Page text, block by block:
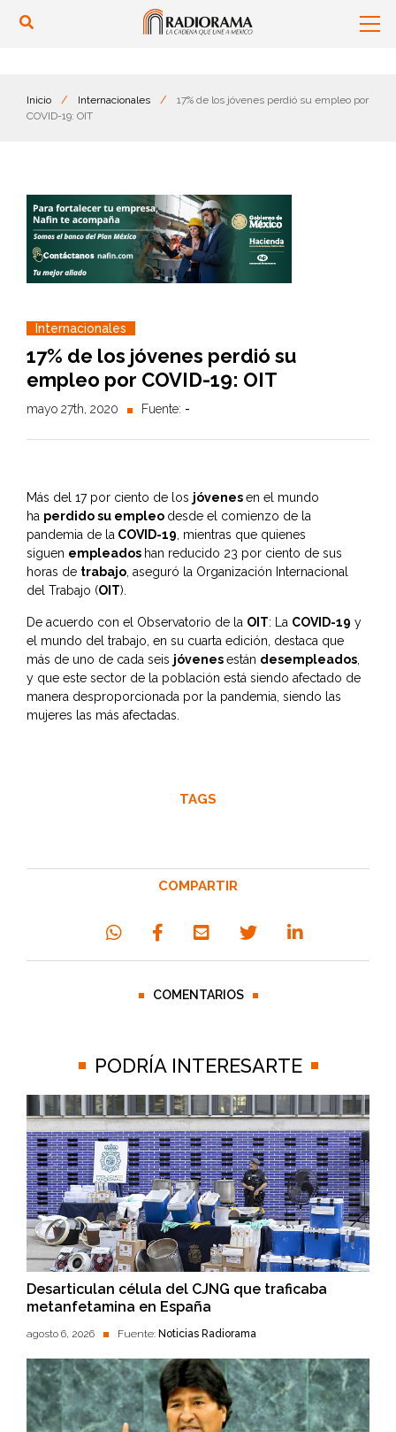
Inicio / Internacionales /
17% de los jóvenes perdió su empleo por
COVID-19: OIT
Internacionales
17% de los jóvenes perdió su
empleo por COVID-19: OIT
mayo 27th, 2020 Fuente: -
Más del 17 por ciento de los jóvenesen el mundo
ha perdido su empleo desde el comienzo de la
pandemia de la COVID-19 , mientras que quienes
siguen empleados han reducido 23 por ciento de sus
horas de trabajo , aseguró la Organización Internacional
del Trabajo (OIT).
De acuerdo con el Observatorio de la OIT: La COVID-19 y
el mundo del trabajo, en su cuarta edición, destaca que
más de uno de cada seis jóvenesestán desempleados
y que este sector de la población está siendo afectado de
manera desproporcionada por la pandemia, siendo las
mujeres las más afectadas.
TAGS
COMPARTIR
COMENTARIOS
PODRÍA INTERESARTE
Desarticulan célula del CJNG que traficaba
metanfetamina en España
agosto 6, 2026 Fuente: Noticias Radiorama